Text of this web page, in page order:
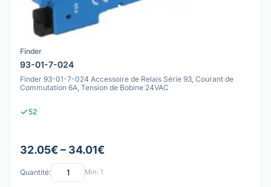
Finder
93-01-7-024
Finder 93-01-7-024 Accessoire de Relais Série 93, Courant de
Commutation 6A, Tension de Bobine 24VAC
52
32.05€ – 34.01€
Quantité: Min: 1